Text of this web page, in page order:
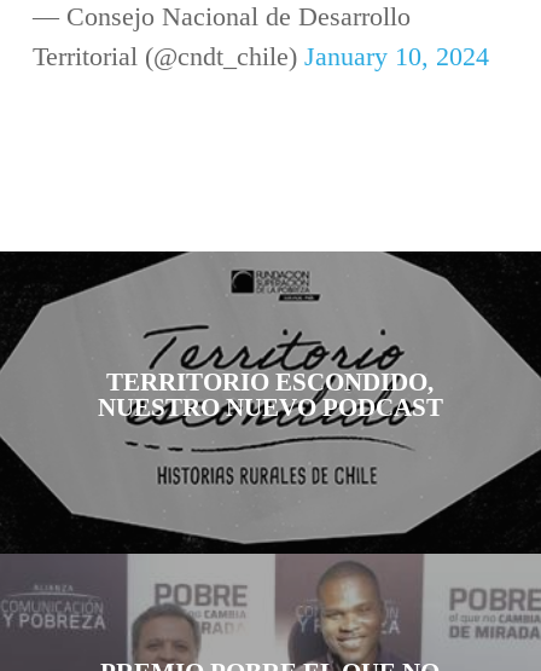
— Consejo Nacional de Desarrollo
Territorial (@cndt_chile) January 10, 2024
TERRITORIO ESCONDIDO,
NUESTRO NUEVO PODCAST